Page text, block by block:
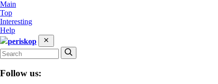
Main
Top
Interesting
Help
periskop
Follow us: